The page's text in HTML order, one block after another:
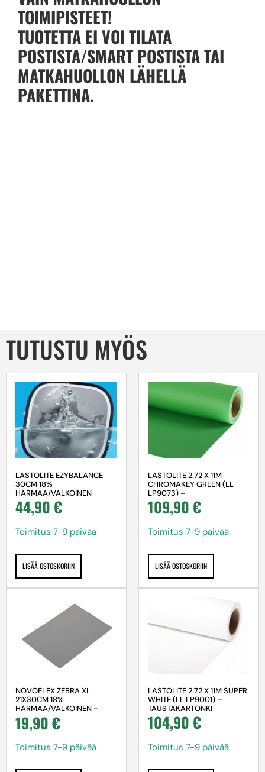
TOIMIPISTEET!
TUOTETTA EI VOI TILATA
POSTISTA/SMART POSTISTA TAI
MATKAHUOLLON LÄHELLÄ
PAKETTINA.
TUTUSTU MYÖS
LASTOLITE EZYBALANCE
30CM 18%
HARMAA/VALKOINEN
SUKELTAJILLE –
HARMAAKORTTI
44,90€
Toimitus 7-9 päivää
LISÄÄ OSTOSKORIIN
LASTOLITE 2.72 X 11M
CHROMAKEY GREEN (LL
LP9073) –
TAUSTAKARTONKI
109,90€
Toimitus 7-9 päivää
LISÄÄ OSTOSKORIIN
NOVOFLEX ZEBRA XL
21X30CM 18%
HARMAA/VALKOINEN –
HARMAAKORTTI
19,90€
Toimitus 7-9 päivää
LASTOLITE 2.72 X 11M SUPER
WHITE (LL LP9001) –
TAUSTAKARTONKI
104,90€
Toimitus 7-9 päivää